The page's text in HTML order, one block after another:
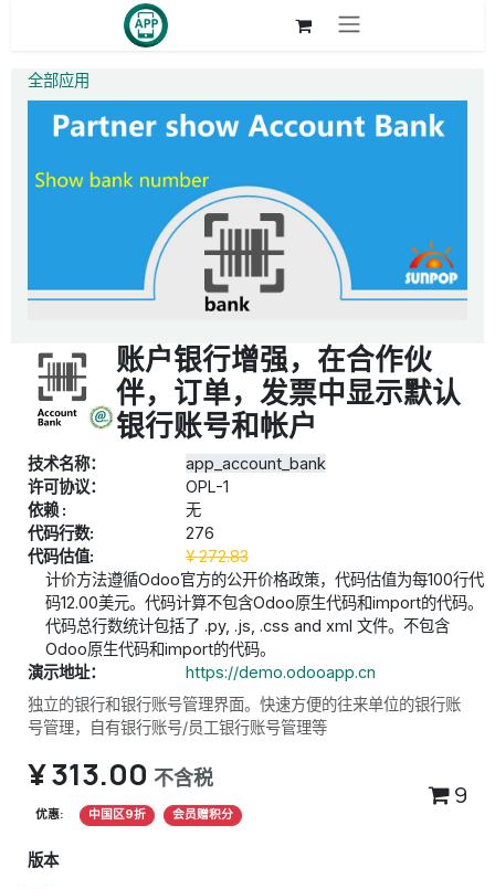
全部应用
账户银行增强，在合作伙
伴，订单，发票中显示默认
银行账号和帐户
技术名称：
app_account_bank
许可协议：
OPL-1
依赖 :
无
代码行数:
276
代码估值:
¥272.83
计价方法遵循Odoo官方的公开价格政策，代码估值为每100行代
码12.00美元。代码计算不包含Odoo原生代码和import的代码。
代码总行数统计包括了 .py, .js, .css and xml 文件。不包含
Odoo原生代码和import的代码。
演示地址：
https://demo.odooapp.cn
独立的银行和银行账号管理界面。快速方便的往来单位的银行账
号管理，自有银行账号/员工银行账号管理等
¥313.00 不含税
优惠: 中国区9折 会员赠积分
9
版本